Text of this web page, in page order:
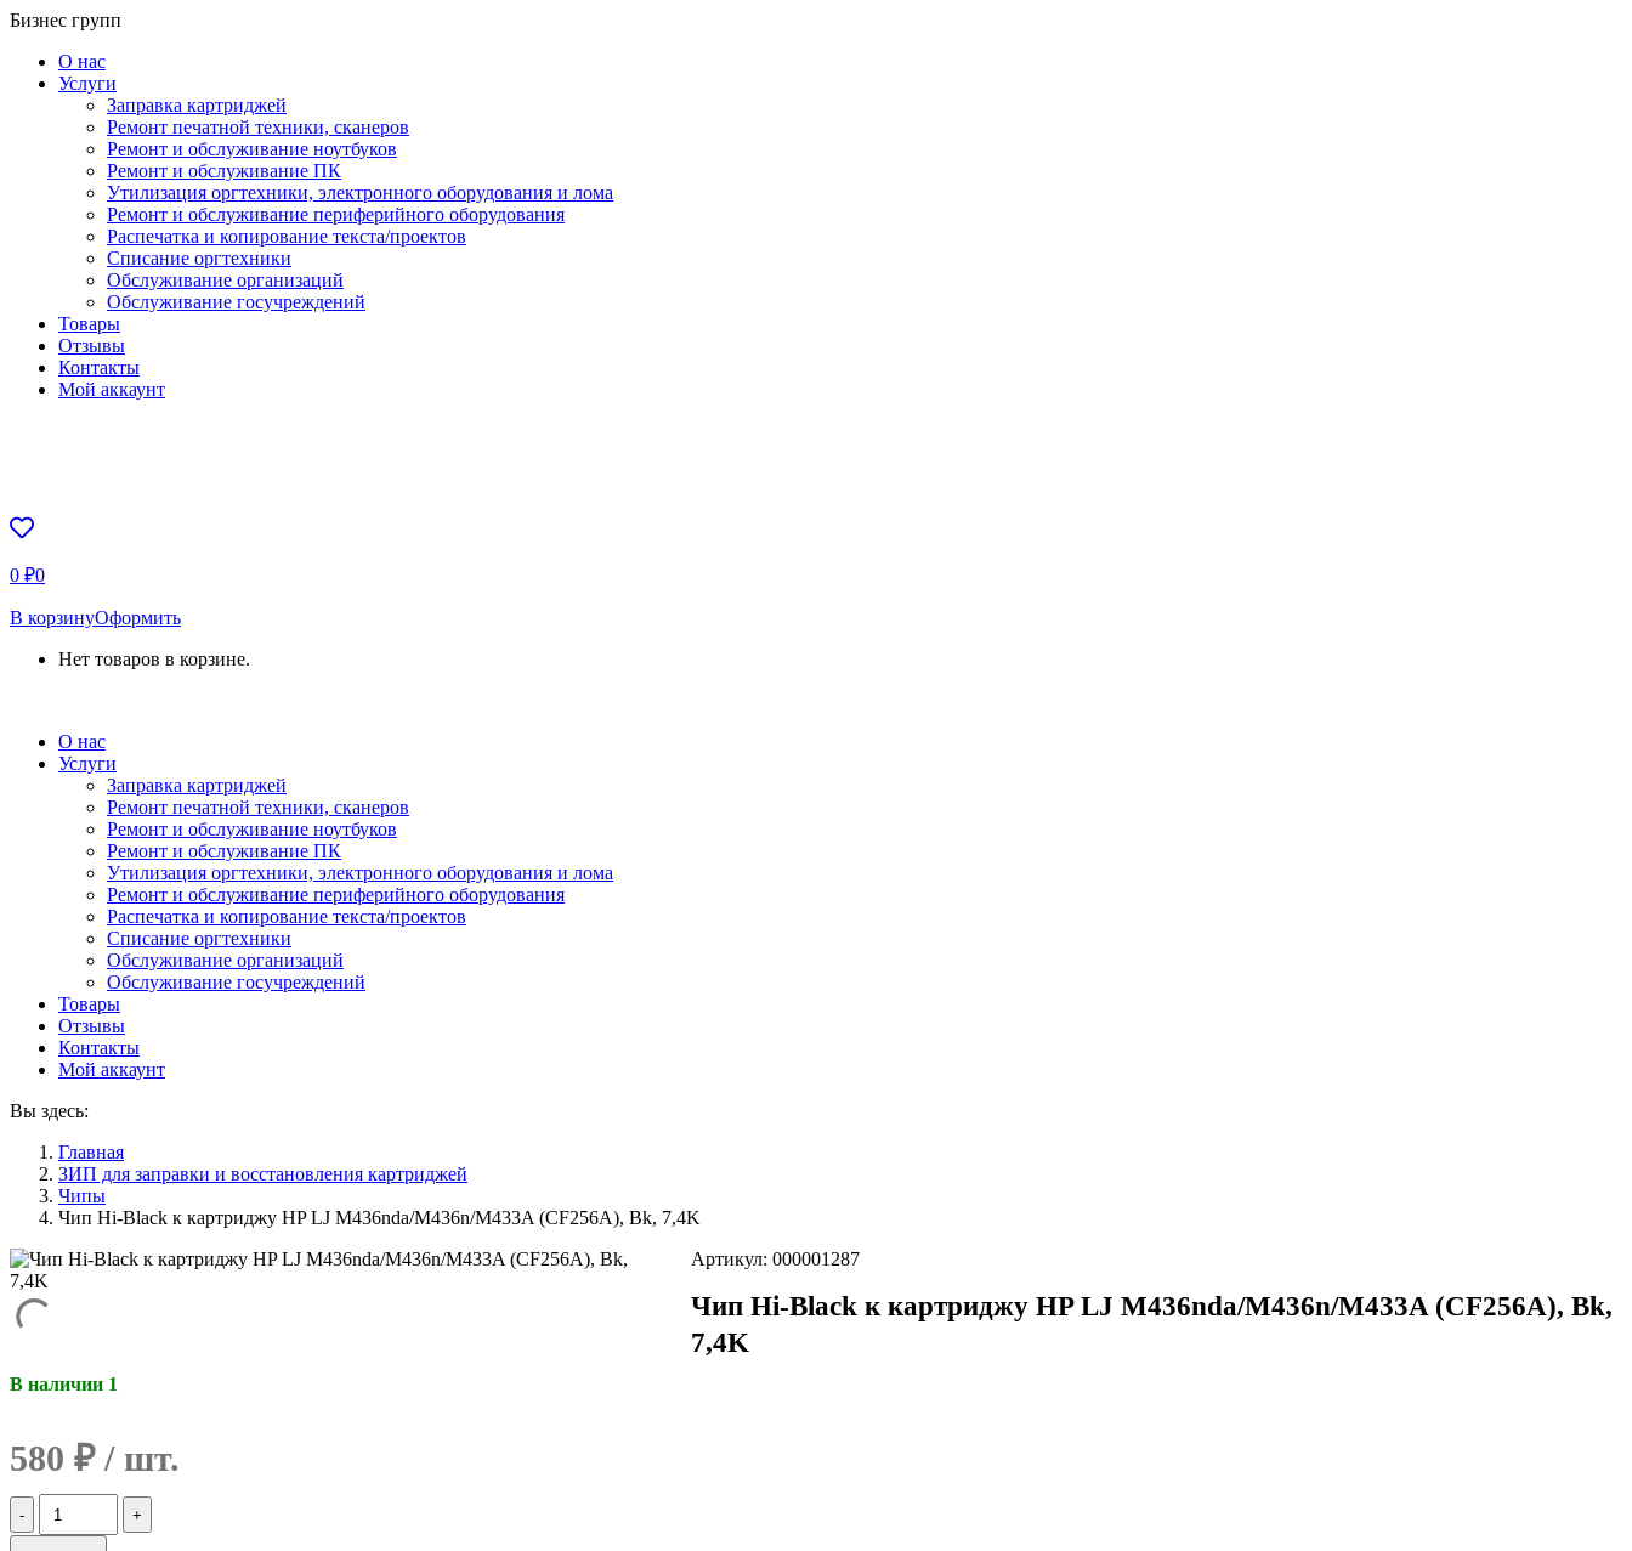
Перейти
содержанию
Бизнес групп
О нас
Услуги
Заправка картриджей
Ремонт печатной техники, сканеров
Ремонт и обслуживание ноутбуков
Ремонт и обслуживание ПК
Утилизация оргтехники, электронного оборудования и лома
Ремонт и обслуживание периферийного оборудования
Распечатка и копирование текста/проектов
Списание оргтехники
Обслуживание организаций
Обслуживание госучреждений
Товары
Отзывы
Контакты
Мой аккаунт
0 ₽0
В корзинуОформить
Нет товаров в корзине.
О нас
Услуги
Заправка картриджей
Ремонт печатной техники, сканеров
Ремонт и обслуживание ноутбуков
Ремонт и обслуживание ПК
Утилизация оргтехники, электронного оборудования и лома
Ремонт и обслуживание периферийного оборудования
Распечатка и копирование текста/проектов
Списание оргтехники
Обслуживание организаций
Обслуживание госучреждений
Товары
Отзывы
Контакты
Мой аккаунт
Вы здесь:
Главная
ЗИП для заправки и восстановления картриджей
Чипы
Чип Hi-Black к картриджу HP LJ M436nda/M436n/M433A (CF256A), Bk, 7,4K
Артикул: 000001287
Чип Hi-Black к картриджу HP LJ M436nda/M436n/M433A (CF256A), Bk,
7,4K
В наличии 1
580 ₽
Количество
Чип